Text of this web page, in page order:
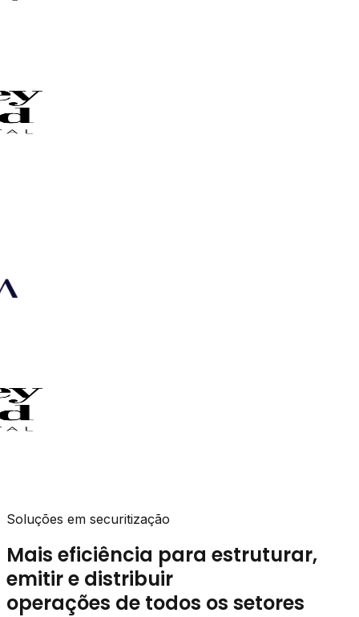
Soluções em securitização
Mais eficiência para estruturar,
emitir e distribuir
operações de todos os setores